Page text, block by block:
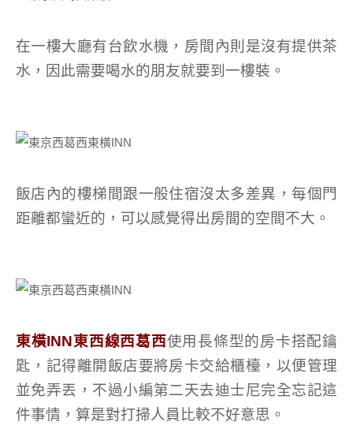
在一樓大廳有台飲水機，房間內則是沒有提供茶
水，因此需要喝水的朋友就要到一樓裝。
飯店內的樓梯間跟一般住宿沒太多差異，每個門
距離都蠻近的，可以感覺得出房間的空間不大。
東橫INN東西線西葛西使用長條型的房卡搭配鑰
匙，記得離開飯店要將房卡交給櫃檯，以便管理
並免弄丟，不過小編第二天去迪士尼完全忘記這
件事情，算是對打掃人員比較不好意思。